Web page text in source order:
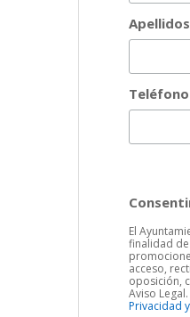
El
finalidad
acceso,
oposición,
Aviso
Privacidad